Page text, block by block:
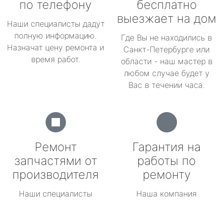
по телефону
Наши специалисты дадут
полную информацию.
Назначат цену ремонта и
время работ.
бесплатно
выезжает на дом
Где Вы не находились в
Санкт-Петербурге или
области - наш мастер в
любом случае будет у
Вас в течении часа.
Ремонт
запчастями от
производителя
Наши специалисты
Гарантия на
работы по
ремонту
Наша компания